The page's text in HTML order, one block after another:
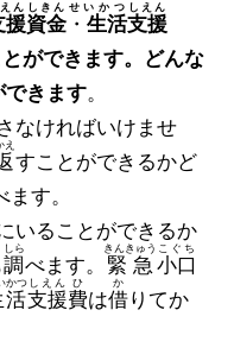
援
ん
資金
しきん
・ 生活
せいかつ
支援
しえん
ができます。どんな
できます。
なければいけませ
え
すことができるかど
ます。
いることができるか
調
しら
べます。 緊急
きんきゅう
小口
こぐち
活
かつ
支援
しえん
費
ひ
は借
か
りてか